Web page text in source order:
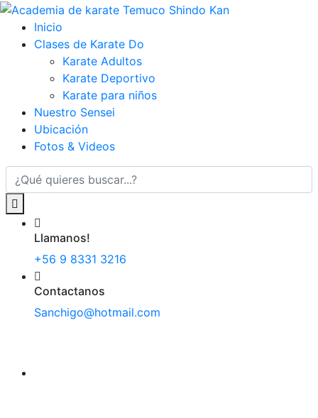
Inicio
Clases de Karate Do
Karate Adultos
Karate Deportivo
Karate para niños
Nuestro Sensei
Ubicación
Fotos & Videos
Llamanos!
+56 9 8331 3216
Contactanos
Sanchigo@hotmail.com